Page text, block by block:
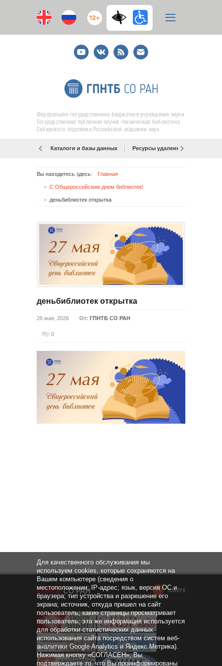
12+
YoutubeВКонтакте
RSS
E-
mail
подписка
Федеральное государственное бюджетное учреждение науки
Государственная публичная научно-техническая библиотека
Сибирского отделения Российской академии наук
Каталоги и базы данных Ресурсы удаленного доступа
Вы находитесь здесь: Главная
С Общероссийским днем библиотек!
деньбиблиотек открытка
деньбиблиотек открытка
26 мая, 2026 От: ГПНТБ СО РАН
0
НАВЕРХ
Для качественного обслуживания мы
используем cookies, которые сохраняются на
Вашем компьютере (сведения о
местоположении; IP-адрес; язык, версия ОС и
браузера; тип устройства и разрешение его
экрана; источник, откуда пришел на сайт
пользователь; какие страницы просматривает
пользователь; эта же информация используется
для обработки статистических данных
использования сайта посредством систем веб-
аналитики Google Analytics и Яндекс.Метрика).
Нажимая кнопку «СОГЛАСЕН», Вы
подтверждаете то, что Вы проинформированы